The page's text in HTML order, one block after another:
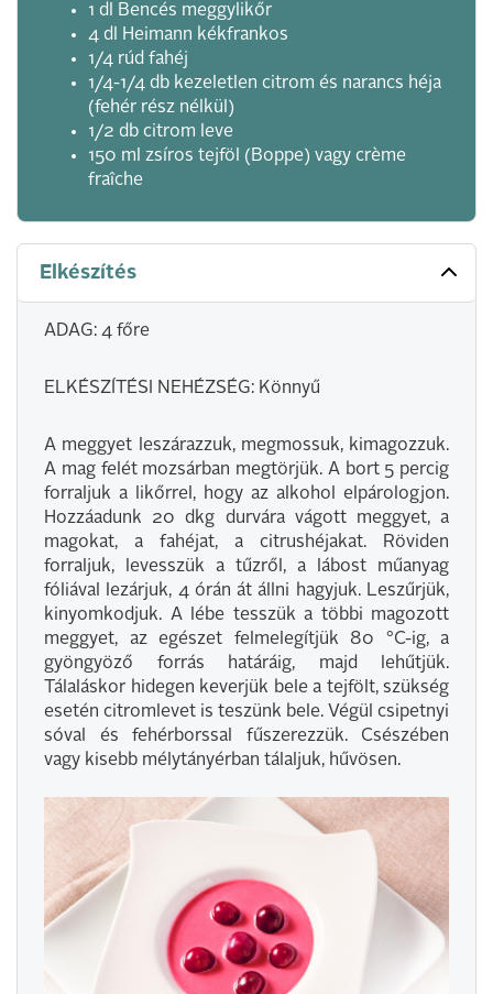
1 dl Bencés meggylikőr
4 dl Heimann kékfrankos
1/4 rúd fahéj
1/4-1/4 db kezeletlen citrom és narancs héja
(fehér rész nélkül)
1/2 db citrom leve
150 ml zsíros tejföl (Boppe) vagy crème
fraîche
Elkészítés
ADAG: 4 főre
ELKÉSZÍTÉSI NEHÉZSÉG: Könnyű
A meggyet leszárazzuk, megmossuk, kimagozzuk.
A mag felét mozsárban megtörjük. A bort 5 percig
forraljuk a likőrrel, hogy az alkohol elpárologjon.
Hozzáadunk 20 dkg durvára vágott meggyet, a
magokat, a fahéjat, a citrushéjakat. Röviden
forraljuk, levesszük a tűzről, a lábost műanyag
fóliával lezárjuk, 4 órán át állni hagyjuk. Leszűrjük,
kinyomkodjuk. A lébe tesszük a többi magozott
meggyet, az egészet felmelegítjük 80 °C-ig, a
gyöngyöző forrás határáig, majd lehűtjük.
Tálaláskor hidegen keverjük bele a tejfölt, szükség
esetén citromlevet is teszünk bele. Végül csipetnyi
sóval és fehérborssal fűszerezzük. Csészében
vagy kisebb mélytányérban tálaljuk, hűvösen.